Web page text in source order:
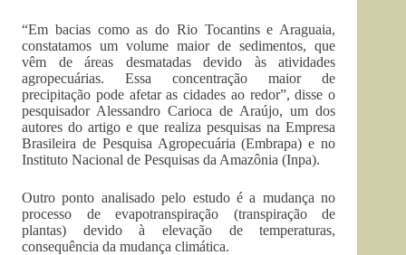
“Em bacias como as do Rio Tocantins e Araguaia,
constatamos um volume maior de sedimentos, que
vêm de áreas desmatadas devido às atividades
agropecuárias. Essa concentração maior de
precipitação pode afetar as cidades ao redor”, disse o
pesquisador Alessandro Carioca de Araújo, um dos
autores do artigo e que realiza pesquisas na Empresa
Brasileira de Pesquisa Agropecuária (Embrapa) e no
Instituto Nacional de Pesquisas da Amazônia (Inpa).
Outro ponto analisado pelo estudo é a mudança no
processo de evapotranspiração (transpiração de
plantas) devido à elevação de temperaturas,
consequência da mudança climática.